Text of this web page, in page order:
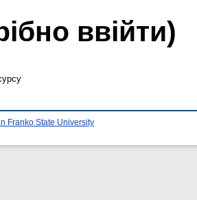
ввійти)
Franko State University